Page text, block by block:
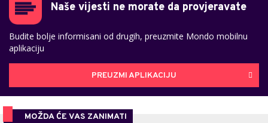
Naše vijesti ne morate da provjeravate
Budite bolje informisani od drugih, preuzmite Mondo mobilnu
aplikaciju
PREUZMI APLIKACIJU
MOŽDA ĆE VAS ZANIMATI